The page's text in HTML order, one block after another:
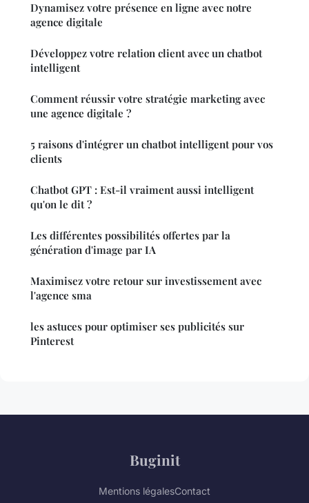
Dynamisez votre présence en ligne avec notre
agence digitale
Développez votre relation client avec un chatbot
intelligent
Comment réussir votre stratégie marketing avec
une agence digitale ?
5 raisons d'intégrer un chatbot intelligent pour vos
clients
Chatbot GPT : Est-il vraiment aussi intelligent
qu'on le dit ?
Les différentes possibilités offertes par la
génération d'image par IA
Maximisez votre retour sur investissement avec
l'agence sma
les astuces pour optimiser ses publicités sur
Pinterest
Buginit
Mentions légalesContact